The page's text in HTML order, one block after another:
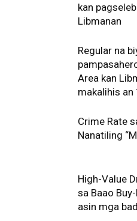
kan
Libmanan
Regular na
Area kan
makalihis an
Crime Rate
Nanatiling
High-Value
sa Baao
asin mga